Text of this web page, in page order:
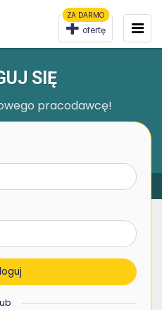
ofertę
ZA DARMO
SIĘ
pracodawcę!